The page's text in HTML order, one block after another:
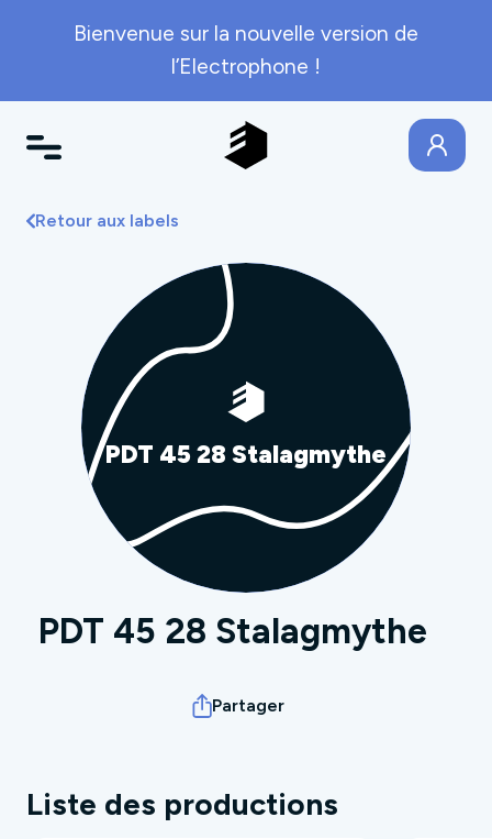
Bienvenue sur la nouvelle version de
l’Electrophone !
Retour aux labels
PDT 45 28 Stalagmythe
PDT 45 28 Stalagmythe
Partager
Liste des productions